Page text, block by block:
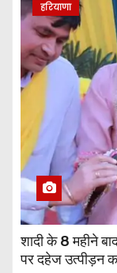
हरियाणा
शादी के 8 महीने
पर दहेज उत्पीड़न